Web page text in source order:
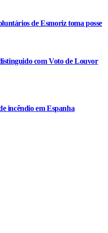
de Esmoriz toma posse
com Voto de Louvor
incêndio em Espanha